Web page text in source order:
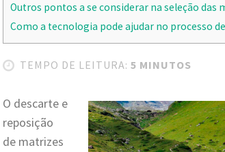
Outros pontos a se considerar na seleção das
Como a tecnologia pode ajudar no processo
TEMPO DE LEITURA: 5 MINUTOS
O descarte e
reposição
de matrizes